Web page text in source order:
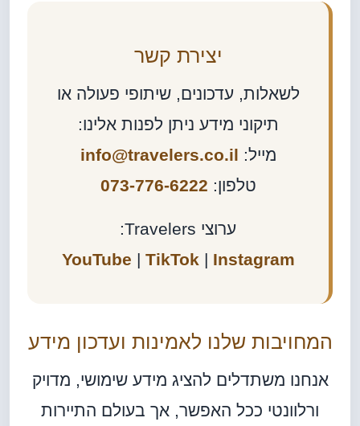
יצירת קשר
לשאלות, עדכונים, שיתופי פעולה או
תיקוני מידע ניתן לפנות אלינו:
מייל: info@travelers.co.il
טלפון: 073-776-6222
ערוצי Travelers:
YouTube | TikTok | Instagram
המחויבות שלנו לאמינות ועדכון מידע
אנחנו משתדלים להציג מידע שימושי, מדויק
ורלוונטי ככל האפשר, אך בעולם התיירות